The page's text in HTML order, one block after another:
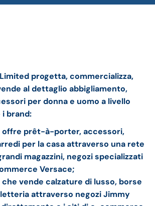
progetta, commercializza,
al dettaglio abbigliamento,
per donna e uomo a livello
brand:
offre prêt-à-porter, accessori,
per la casa attraverso una rete
magazzini, negozi specializzati
Versace;
vende calzature di lusso, borse
attraverso negozi Jimmy